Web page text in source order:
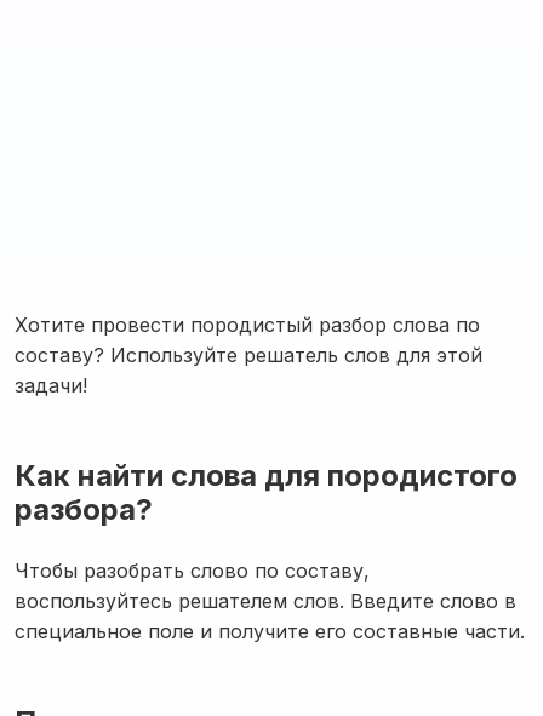
Хотите провести породистый разбор слова по
составу? Используйте решатель слов для этой
задачи!
Как найти слова для породистого
разбора?
Чтобы разобрать слово по составу,
воспользуйтесь решателем слов. Введите слово в
специальное поле и получите его составные части.